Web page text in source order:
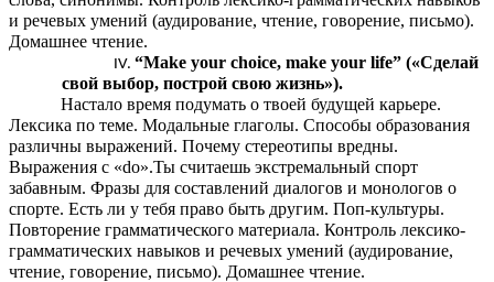
и речевых умений (аудирование, чтение, говорение, письмо).
Домашнее чтение.
“Make your choice, make your life” («Сделай
свой выбор, построй свою жизнь»).
Настало время подумать о твоей будущей карьере.
Лексика по теме. Модальные глаголы. Способы образования
различны выражений. Почему стереотипы вредны.
Выражения с «do».Ты считаешь экстремальный спорт
забавным. Фразы для составлений диалогов и монологов о
спорте. Есть ли у тебя право быть другим. Поп-культуры.
Повторение грамматического материала. Контроль лексико-
грамматических навыков и речевых умений (аудирование,
чтение, говорение, письмо). Домашнее чтение.